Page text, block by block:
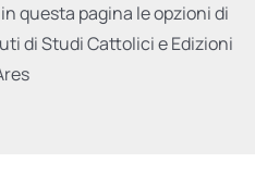
questa pagina le opzioni di
di Studi Cattolici e Edizioni